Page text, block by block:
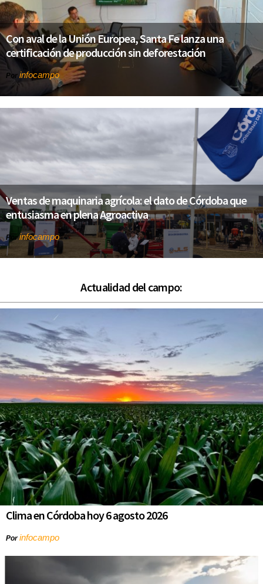
Con aval de la Unión Europea, Santa Fe lanza una
certificación de producción sin deforestación
Por infocampo
Ventas de maquinaria agrícola: el dato de Córdoba que
entusiasma en plena Agroactiva
Porinfocampo
Actualidad del campo:
Clima en Córdoba hoy 6 agosto 2026
Porinfocampo